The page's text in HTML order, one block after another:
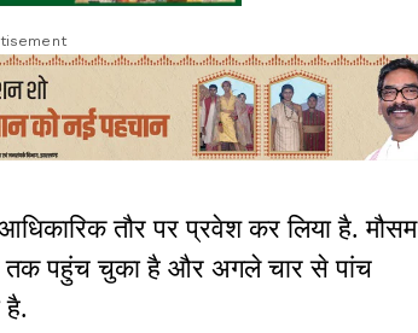
तौर पर प्रवेश कर लिया है. मौसम
तक पहुंच चुका है और अगले चार से पांच